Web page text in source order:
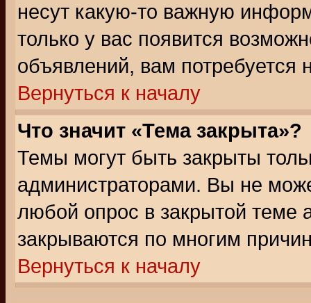
несут какую-то важную
только у вас появится
объявлений, вам потребуется
Вернуться к началу
Что значит «Тема закрыта»?
Темы могут быть закрыты
администраторами. Вы не
любой опрос в закрытой теме
закрываются по многим
Вернуться к началу